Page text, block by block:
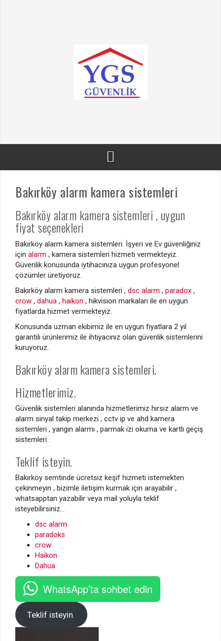
Bakırköy alarm kamera sistemleri
Bakırköy alarm kamera sistemleri , uygun
fiyat seçenekleri
Bakırköy alarm kamera sistemleri. İşyeri ve Ev güvenliğiniz
için alarm , kamera sistemleri hizmeti vermekteyiz.
Güvenlik konusunda iytihacınıza uygun profesyonel
çözümler üretiyoruz.
Bakırköy alarm kamera sistemleri , dsc alarm , paradox ,
crow , dahua , haikon , hikvision markaları ile en uygun
fiyatlarda hizmet vermekteyiz.
Konusunda uzman ekibimiz ile en uygun fiyatlara 2 yıl
garantili ürünlerimiz ile ihtiyacınız olan güvenlik sistemlerini
kuruyoruz.
Bakırköy alarm kamera sistemleri.
Hizmetlerimiz.
Güvenlik sistemleri alanında hizmetlerimiz hırsız alarm ve
alarm sinyal takip merkezi , cctv ip ve ahd kamera
sistemleri , yangın alarmı , parmak izi okuma ve kartlı geçiş
sistemleri .
Teklif isteyin.
Bakırköy semtinde ücretsiz keşif hizmeti istemekten
çekinmeyin , bizimle iletişim kurmak için arayabilir ,
whatsapptan yazabilir veya mail yoluyla teklif
isteyebilirsiniz…
dsc alarm
paradoks
crow
Haikon
Dahua
WhatsApp’ta sohbet edin
Teklif isteyin.